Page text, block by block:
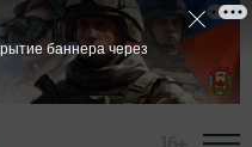
баннера через